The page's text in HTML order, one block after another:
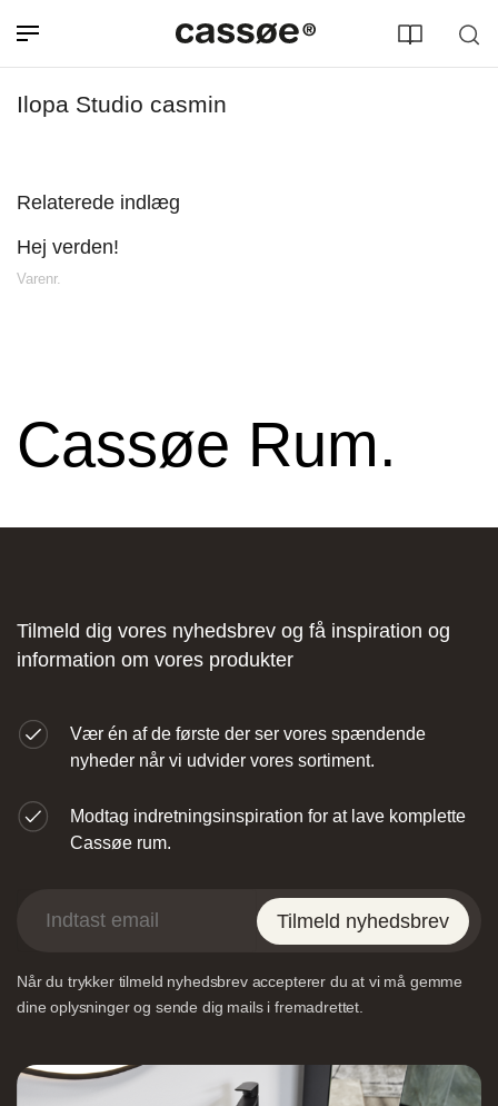
Ilopa Studio casmin
Relaterede indlæg
Hej verden!
Varenr.
Cassøe Rum.
Tilmeld dig vores nyhedsbrev og få inspiration og
information om vores produkter
Vær én af de første der ser vores spændende
nyheder når vi udvider vores sortiment.
Modtag indretningsinspiration for at lave komplette
Cassøe rum.
Tilmeld nyhedsbrev
Når du trykker tilmeld nyhedsbrev accepterer du at vi må gemme
dine oplysninger og sende dig mails i fremadrettet.
Søg efter adresse
Danmark
Nettoline Ribe
Øster Vedsted Vej 6, 6760 Ribe,
Nettoline Holstebro